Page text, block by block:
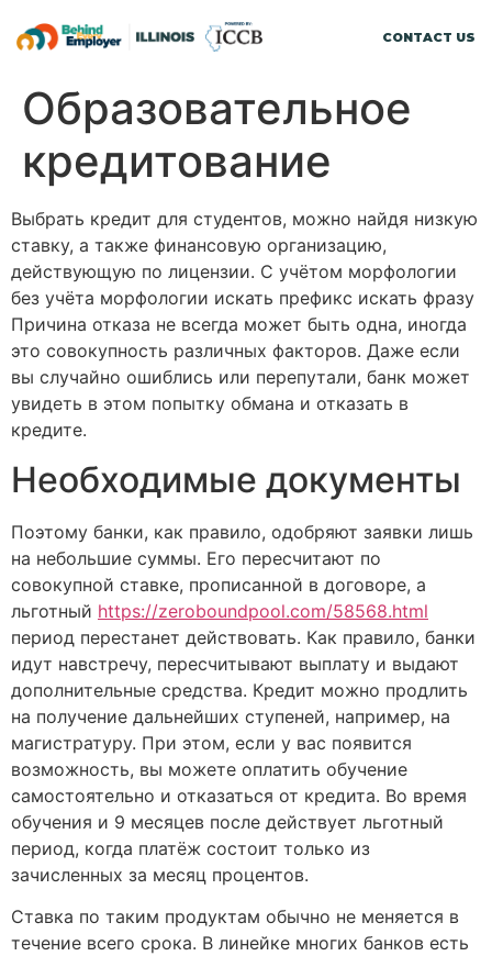
CONTACT US
Образовательное
кредитование
Выбрать кредит для студентов, можно найдя низкую
ставку, а также финансовую организацию,
действующую по лицензии. С учётом морфологии
без учёта морфологии искать префикс искать фразу
Причина отказа не всегда может быть одна, иногда
это совокупность различных факторов. Даже если
вы случайно ошиблись или перепутали, банк может
увидеть в этом попытку обмана и отказать в
кредите.
Необходимые документы
Поэтому банки, как правило, одобряют заявки лишь
на небольшие суммы. Его пересчитают по
совокупной ставке, прописанной в договоре, а
льготный https://zeroboundpool.com/58568.html
период перестанет действовать. Как правило, банки
идут навстречу, пересчитывают выплату и выдают
дополнительные средства. Кредит можно продлить
на получение дальнейших ступеней, например, на
магистратуру. При этом, если у вас появится
возможность, вы можете оплатить обучение
самостоятельно и отказаться от кредита. Во время
обучения и 9 месяцев после действует льготный
период, когда платёж состоит только из
зачисленных за месяц процентов.
Ставка по таким продуктам обычно не меняется в
течение всего срока. В линейке многих банков есть